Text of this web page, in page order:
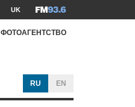
UK
ФОТОАГЕНТСТВО
RU EN